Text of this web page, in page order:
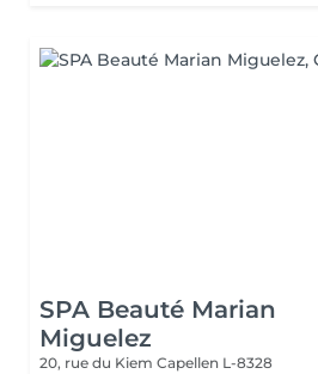
SPA Beauté Marian
Miguelez
20, rue du Kiem Capellen L-8328